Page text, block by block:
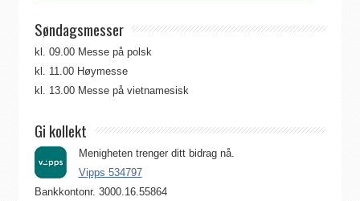
Søndagsmesser
kl. 09.00 Messe på polsk
kl. 11.00 Høymesse
kl. 13.00 Messe på vietnamesisk
Gi kollekt
Menigheten trenger ditt bidrag nå.
Vipps 534797
Bankkontonr. 3000.16.55864